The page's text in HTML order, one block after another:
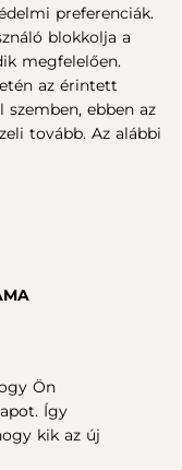
preferenciák.
blokkolja a
megfelelően.
az érintett
ebben az
tovább. Az alábbi
Ön
Így
kik az új